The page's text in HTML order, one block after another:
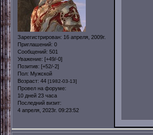
Зарегистрирован: 16 апреля, 2009г.
Приглашений: 0
Сообщений: 501
Уважение: [+49/-0]
Позитив: [+52/-2]
Пол: Мужской
Возраст: 44 [1982-03-13]
Провел на форуме:
10 дней 23 часа
Последний визит:
4 апреля, 2023г. 09:23:52